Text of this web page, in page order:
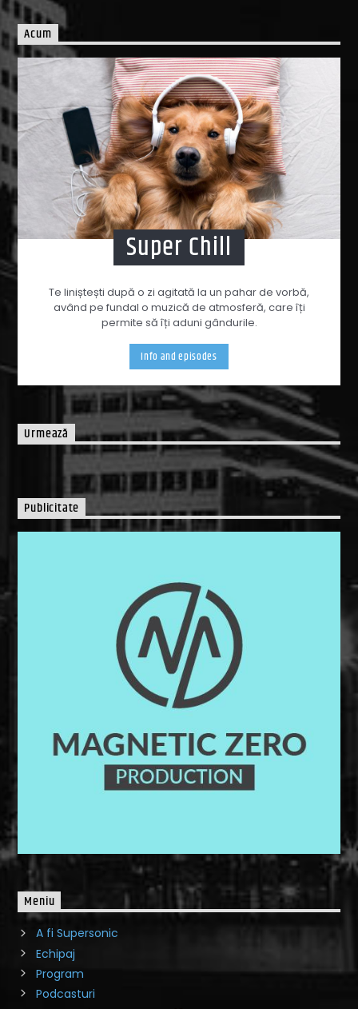
Acum
Super Chill
Te liniștești după o zi agitată la un pahar de vorbă,
având pe fundal o muzică de atmosferă, care îți
permite să îți aduni gândurile.
Info and episodes
Urmează
Publicitate
Meniu
A fi Supersonic
Echipaj
Program
Podcasturi